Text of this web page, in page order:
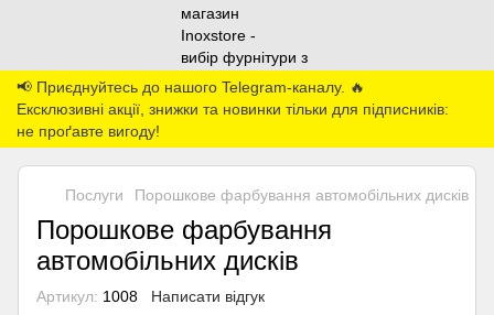
📢 Приєднуйтесь до нашого Telegram-каналу. 🔥
Ексклюзивні акції, знижки та новинки тільки для підписників:
не проґавте вигоду!
Послуги Порошкове фарбування автомобільних дисків
Порошкове фарбування
автомобільних дисків
Артикул: 1008 Написати відгук